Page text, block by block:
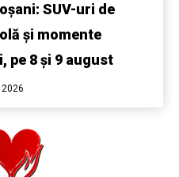
SUV-uri de
și momente
pe 8 și 9 august